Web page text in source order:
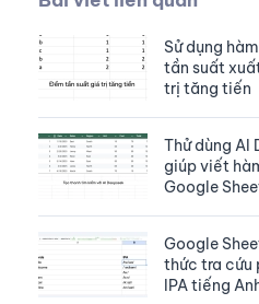
Sử dụng
tần suất
trị tăng tiến
Thử dùng AI
giúp viết
Google
Google
thức tra cứu
IPA tiếng